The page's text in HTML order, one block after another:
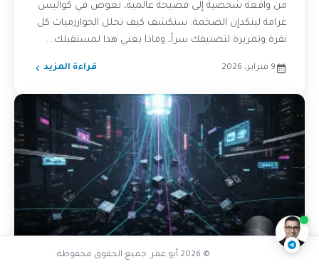
من واقعة شخصية إلى فضيحة عالمية، نغوص في كواليس
غرامة لينكدإن الضخمة. سنكشف كيف تحلل الخوارزميات كل
نقرة وتمريرة لتصنيفك سراً، وماذا يعني هذا لمستقبلك...
9 فبراير، 2026 قراءة المزيد
هل يحل الذكاء الاصطناعي محل الأطباء
@AbuOmarTech_bot
© 2026 أبو عمر. جميع الحقوق محفوظة.